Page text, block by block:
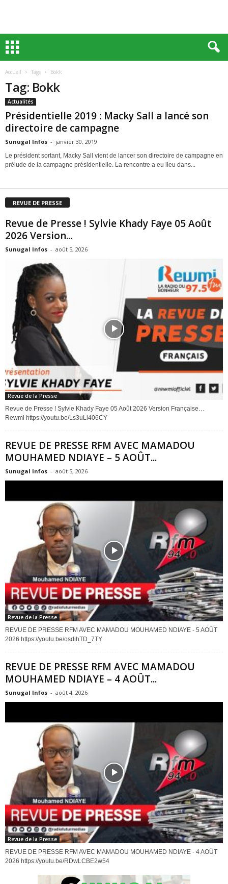
Accueil Tags Bokk
Tag: Bokk
Actualités
Présidentielle 2019 : Macky Sall a lancé son
directoire de campagne
Sunugal Infos - janvier 30, 2019
Le président sortant, Macky Sall vient de lancer son directoire de campagne en
prélude de la campagne présidentielle. La rencontre a eu lieu dans...
REVUE DE PRESSE
Revue de Presse ! Sylvie Khady Faye 05 Août
2026 Version...
Sunugal Infos - août 5, 2026
Revue de la Presse
Revue de Presse ! Sylvie Khady Faye 05 Août 2026 Version Française…
Rewmi https://youtu.be/Ls3uLl406CY
REVUE DE PRESSE RFM AVEC MAMADOU
MOUHAMED NDIAYE – 5 AOÛT...
Sunugal Infos - août 5, 2026
Revue de la Presse
REVUE DE PRESSE RFM AVEC MAMADOU MOUHAMED NDIAYE - 5 AOÛT
2026 https://youtu.be/osdihTD_7TY
REVUE DE PRESSE RFM AVEC MAMADOU
MOUHAMED NDIAYE – 4 AOÛT...
Sunugal Infos - août 4, 2026
Revue de la Presse
REVUE DE PRESSE RFM AVEC MAMADOU MOUHAMED NDIAYE - 4 AOÛT
2026 https://youtu.be/RDwLCBE2w54